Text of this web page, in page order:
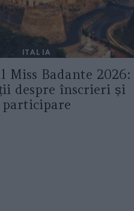
ITALIA
Miss Badante 2026:
despre înscrieri și
participare